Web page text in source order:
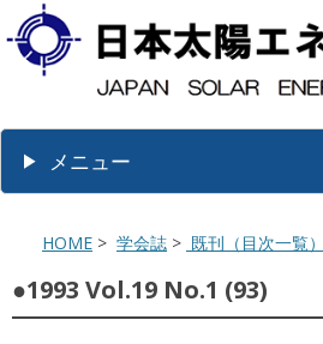
メニュー
HOME > 学会誌 > 既刊（目次一覧）
●1993 Vol.19 No.1 (93)